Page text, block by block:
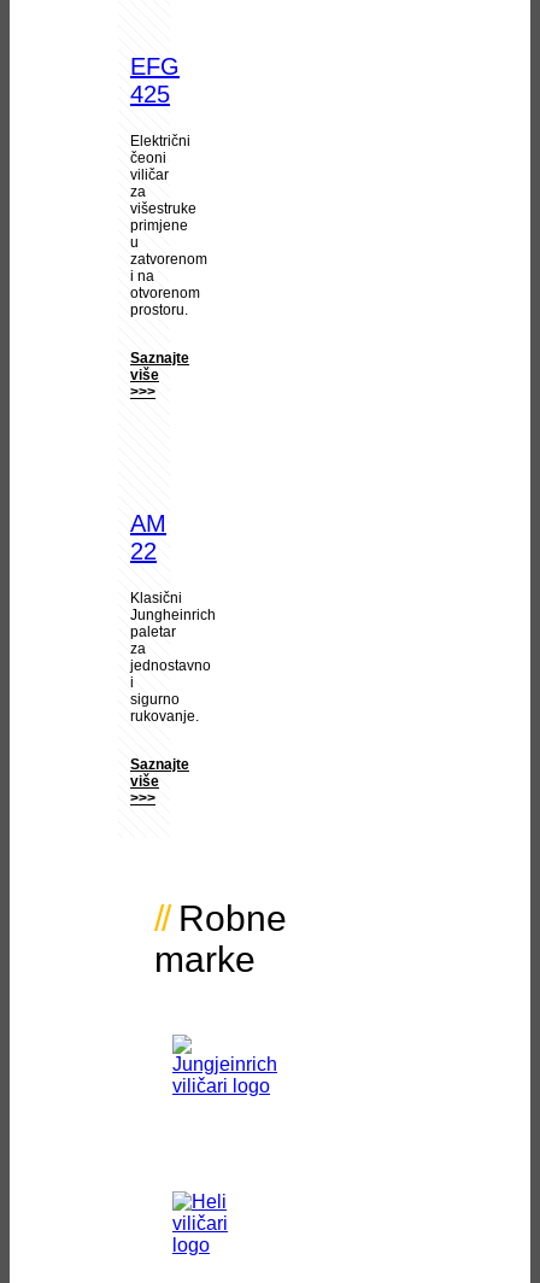
EFG
425
Električni
čeoni
viličar
za
višestruke
primjene
u
zatvorenom
i na
otvorenom
prostoru.
Saznajte
više
>>>
AM
22
Klasični
Jungheinrich
paletar
za
jednostavno
i
sigurno
rukovanje.
Saznajte
više
>>>
Robne
marke